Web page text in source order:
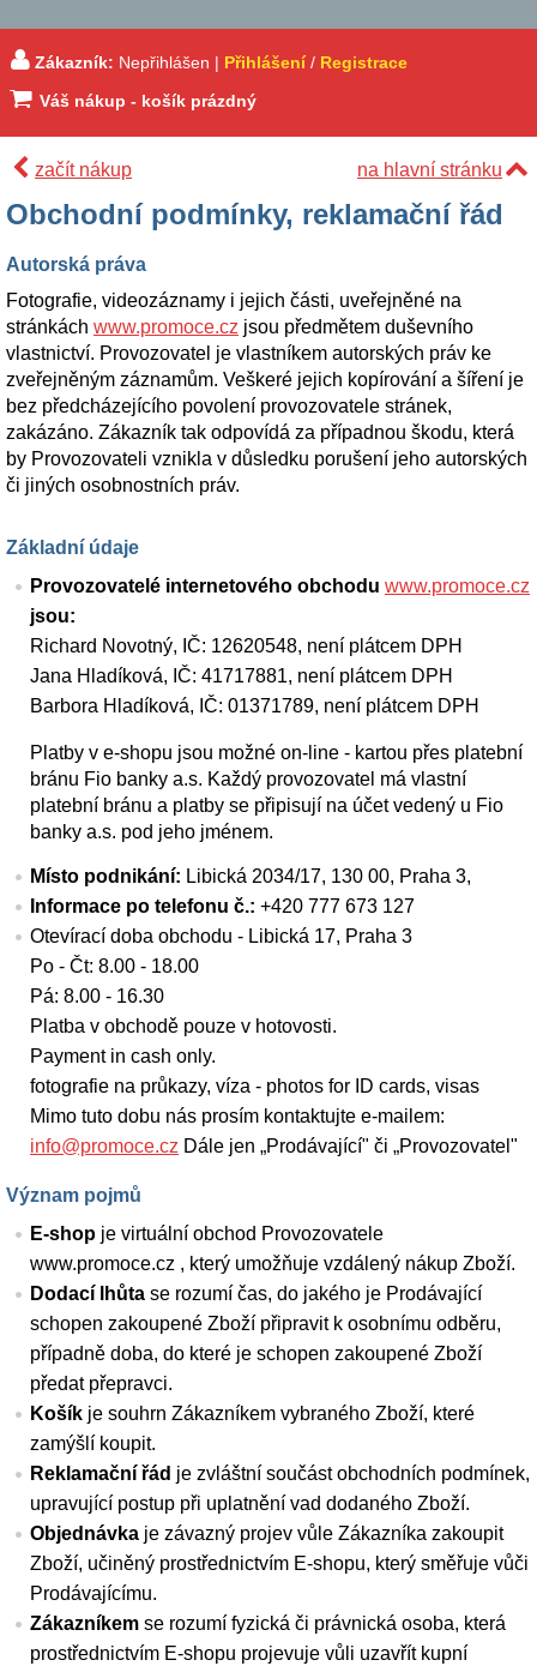
Zákazník: Nepřihlášen | Přihlášení/ Registrace
Váš nákup - košík prázdný
začít nákup na hlavní stránku
Obchodní podmínky, reklamační řád
Autorská práva
Fotografie, videozáznamy i jejich části, uveřejněné na
stránkách www.promoce.cz jsou předmětem duševního
vlastnictví. Provozovatel je vlastníkem autorských práv ke
zveřejněným záznamům. Veškeré jejich kopírování a šíření je
bez předcházejícího povolení provozovatele stránek,
zakázáno. Zákazník tak odpovídá za případnou škodu, která
by Provozovateli vznikla v důsledku porušení jeho autorských
či jiných osobnostních práv.
Základní údaje
Provozovatelé internetového obchodu www.promoce.cz
jsou:
Richard Novotný, IČ: 12620548, není plátcem DPH
Jana Hladíková, IČ: 41717881, není plátcem DPH
Barbora Hladíková, IČ: 01371789, není plátcem DPH
Platby v e-shopu jsou možné on-line - kartou přes platební
bránu Fio banky a.s. Každý provozovatel má vlastní
platební bránu a platby se připisují na účet vedený u Fio
banky a.s. pod jeho jménem.
Místo podnikání: Libická 2034/17, 130 00, Praha 3,
Informace po telefonu č.: +420 777 673 127
Otevírací doba obchodu - Libická 17, Praha 3
Po - Čt: 8.00 - 18.00
Pá: 8.00 - 16.30
Platba v obchodě pouze v hotovosti.
Payment in cash only.
fotografie na průkazy, víza - photos for ID cards, visas
Mimo tuto dobu nás prosím kontaktujte e-mailem:
info@promoce.cz Dále jen „Prodávající" či „Provozovatel"
Význam pojmů
E-shop je virtuální obchod Provozovatele
www.promoce.cz , který umožňuje vzdálený nákup Zboží.
Dodací lhůta se rozumí čas, do jakého je Prodávající
schopen zakoupené Zboží připravit k osobnímu odběru,
případně doba, do které je schopen zakoupené Zboží
předat přepravci.
Košík je souhrn Zákazníkem vybraného Zboží, které
zamýšlí koupit.
Reklamační řád je zvláštní součást obchodních podmínek,
upravující postup při uplatnění vad dodaného Zboží.
Objednávka je závazný projev vůle Zákazníka zakoupit
Zboží, učiněný prostřednictvím E-shopu, který směřuje vůči
Prodávajícímu.
Zákazníkem se rozumí fyzická či právnická osoba, která
prostřednictvím E-shopu projevuje vůli uzavřít kupní